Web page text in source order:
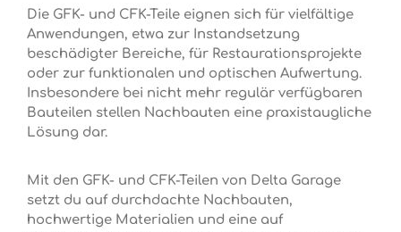
Die GFK- und CFK-Teile eignen sich für vielfältige
Anwendungen, etwa zur Instandsetzung
beschädigter Bereiche, für Restaurationsprojekte
oder zur funktionalen und optischen Aufwertung.
Insbesondere bei nicht mehr regulär verfügbaren
Bauteilen stellen Nachbauten eine praxistaugliche
Lösung dar.
Mit den GFK- und CFK-Teilen von Delta Garage
setzt du auf durchdachte Nachbauten,
hochwertige Materialien und eine auf